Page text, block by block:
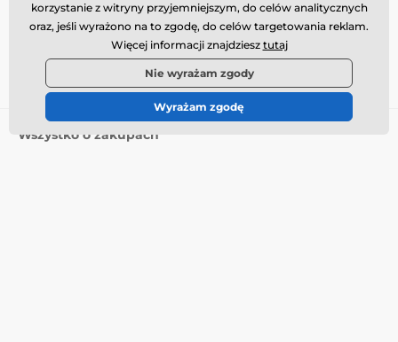
Gdzie nas znaleźć
Wszystko o zakupach
korzystanie z witryny przyjemniejszym, do celów analitycznych
oraz, jeśli wyrażono na to zgodę, do celów targetowania reklam.
Więcej informacji znajdziesz tutaj
Nie wyrażam zgody
Wyrażam zgodę